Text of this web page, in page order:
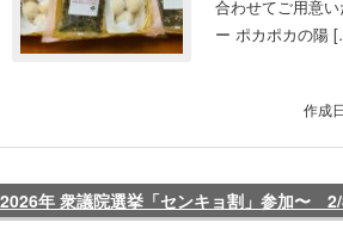
合わせてご用意
ー ポカポカの陽
作成
2026年 衆議院選挙「センキョ割」参加〜